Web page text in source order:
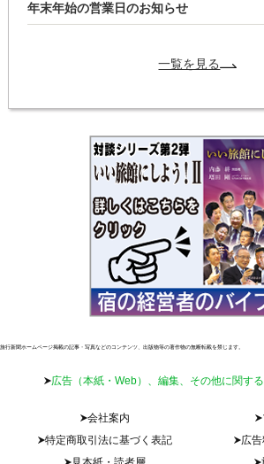
年末年始の営業日のお知らせ
一覧を見る
旅行新聞ホームページ掲載の記事・写真などのコンテンツ、出版物等の著作物の無断転載を禁じます。
広告（本紙・Web）、編集、その他に関す
会社案内
特定商取引法に基づく表記
広